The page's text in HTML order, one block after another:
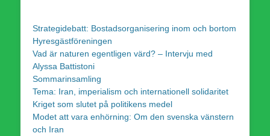
Strategidebatt: Bostadsorganisering inom och bortom
Hyresgästföreningen
Vad är naturen egentligen värd? – Intervju med
Alyssa Battistoni
Sommarinsamling
Tema: Iran, imperialism och internationell solidaritet
Kriget som slutet på politikens medel
Modet att vara enhörning: Om den svenska vänstern
och Iran